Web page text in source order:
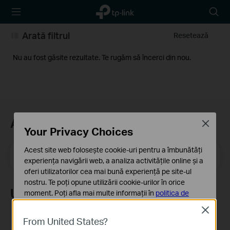
TP-Link,
Reliably
icon
Resetează
Arată filtrul
Nu au fost găsite rezultate. Te rugăm să încerci din nou.
Abonează-te
Email Address Înscrie-te
Urmărește-ne
From United States?
Close
Your Privacy Choices
Acest site web folosește cookie-uri pentru a îmbunătăți
experiența navigării web, a analiza activitățile online și a
oferi utilizatorilor cea mai bună experiență pe site-ul
nostru. Te poți opune utilizării cookie-urilor în orice
moment. Poți afla mai multe informații în politica de
Cookie-uri de bază
Close